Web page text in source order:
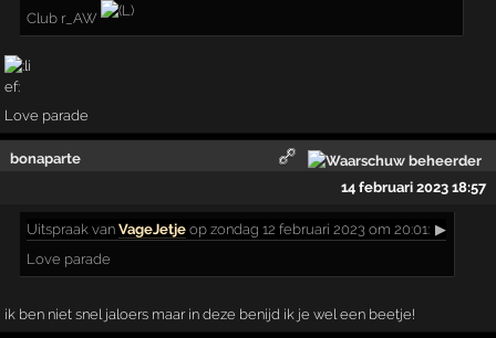
Club r_AW
Love parade
bonaparte
14 februari 2023 18:57
Uitspraak vanVageJetje op zondag 12 februari 2023 om 20:01: ▶
Love parade
ik ben niet snel jaloers maar in deze benijd ik je wel een beetje!